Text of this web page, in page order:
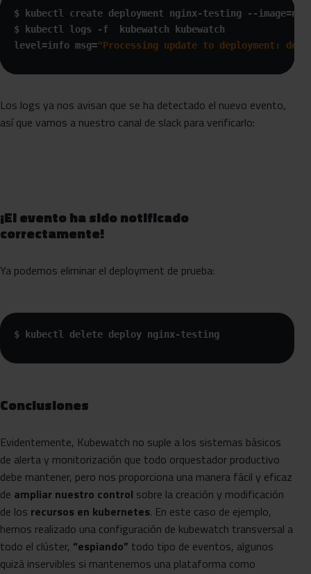
$ kubectl create deployment nginx-testing --
$ kubectl logs -f  kubewatch kubewatch
level=info msg="Processing update to deployment:
Los logs ya nos avisan que se ha detectado el nuevo evento,
así que vamos a nuestro canal de slack para verificarlo:
¡El evento ha sido notificado
correctamente!
Ya podemos eliminar el deployment de prueba:
$ kubectl delete deploy nginx-testing
Conclusiones
Evidentemente, Kubewatch no suple a los sistemas básicos
de alerta y monitorización que todo orquestador productivo
debe mantener, pero nos proporciona una manera fácil y eficaz
de ampliar nuestro control sobre la creación y modificación
de los recursos en kubernetes. En este caso de ejemplo,
hemos realizado una configuración de kubewatch transversal a
todo el clúster, “espiando” todo tipo de eventos, algunos
quizá inservibles si mantenemos una plataforma como